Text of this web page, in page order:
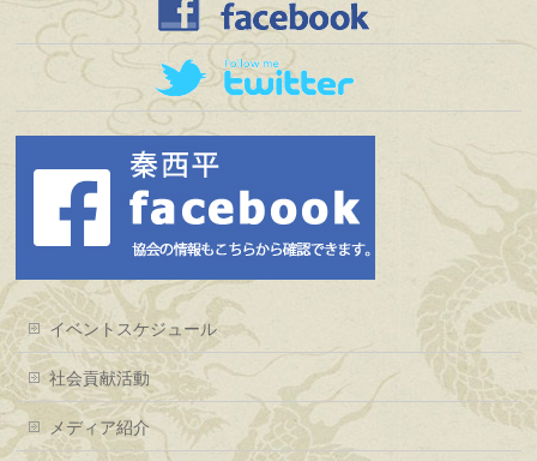
イベントスケジュール
社会貢献活動
メディア紹介